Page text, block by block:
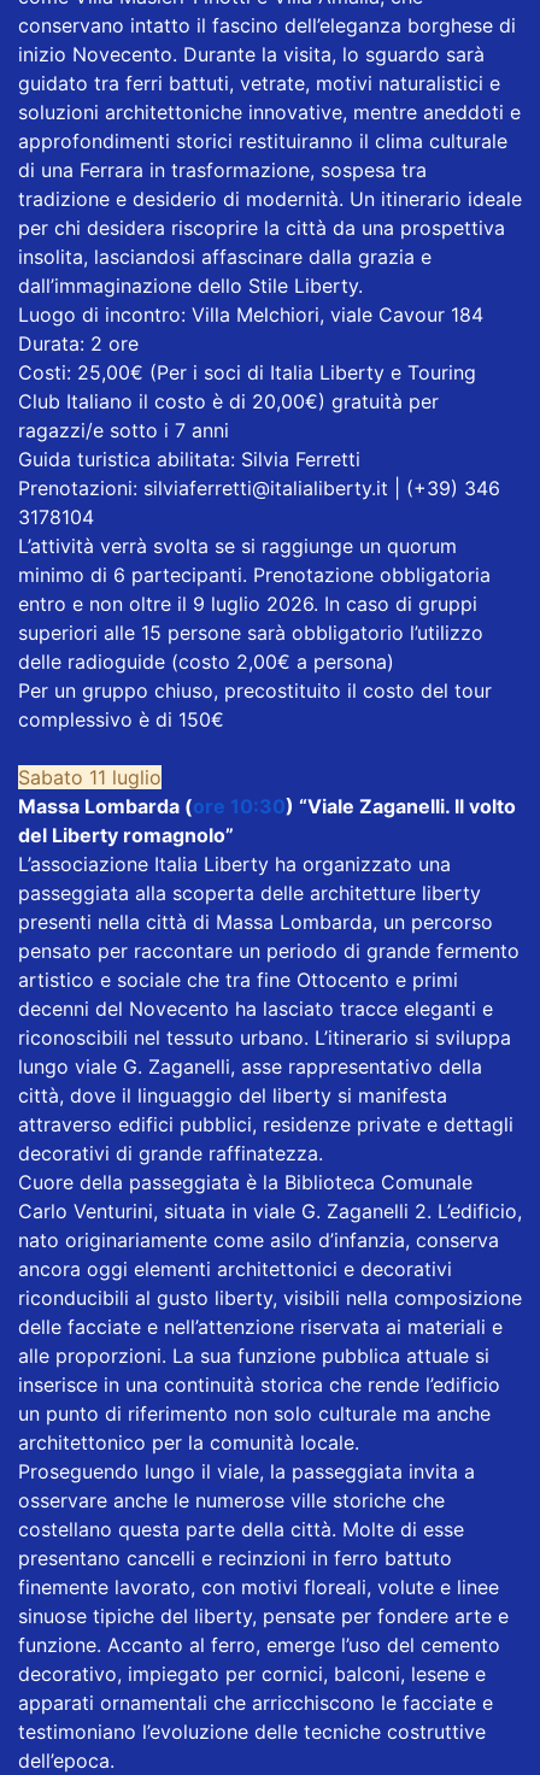
conservano intatto il fascino dell’eleganza borghese di
inizio Novecento. Durante la visita, lo sguardo sarà
guidato tra ferri battuti, vetrate, motivi naturalistici e
soluzioni architettoniche innovative, mentre aneddoti e
approfondimenti storici restituiranno il clima culturale
di una Ferrara in trasformazione, sospesa tra
tradizione e desiderio di modernità. Un itinerario ideale
per chi desidera riscoprire la città da una prospettiva
insolita, lasciandosi affascinare dalla grazia e
dall’immaginazione dello Stile Liberty.
Luogo di incontro: Villa Melchiori, viale Cavour 184
Durata: 2 ore
Costi: 25,00€ (Per i soci di Italia Liberty e Touring
Club Italiano il costo è di 20,00€) gratuità per
ragazzi/e sotto i 7 anni
Guida turistica abilitata: Silvia Ferretti
Prenotazioni: silviaferretti@italialiberty.it | (+39) 346
3178104
L’attività verrà svolta se si raggiunge un quorum
minimo di 6 partecipanti. Prenotazione obbligatoria
entro e non oltre il 9 luglio 2026. In caso di gruppi
superiori alle 15 persone sarà obbligatorio l’utilizzo
delle radioguide (costo 2,00€ a persona)
Per un gruppo chiuso, precostituito il costo del tour
complessivo è di 150€
Sabato 11 luglio
Massa Lombarda (ore 10:30) “Viale Zaganelli. Il volto
del Liberty romagnolo”
L’associazione Italia Liberty ha organizzato una
passeggiata alla scoperta delle architetture liberty
presenti nella città di Massa Lombarda, un percorso
pensato per raccontare un periodo di grande fermento
artistico e sociale che tra fine Ottocento e primi
decenni del Novecento ha lasciato tracce eleganti e
riconoscibili nel tessuto urbano. L’itinerario si sviluppa
lungo viale G. Zaganelli, asse rappresentativo della
città, dove il linguaggio del liberty si manifesta
attraverso edifici pubblici, residenze private e dettagli
decorativi di grande raffinatezza.
Cuore della passeggiata è la Biblioteca Comunale
Carlo Venturini, situata in viale G. Zaganelli 2. L’edificio,
nato originariamente come asilo d’infanzia, conserva
ancora oggi elementi architettonici e decorativi
riconducibili al gusto liberty, visibili nella composizione
delle facciate e nell’attenzione riservata ai materiali e
alle proporzioni. La sua funzione pubblica attuale si
inserisce in una continuità storica che rende l’edificio
un punto di riferimento non solo culturale ma anche
architettonico per la comunità locale.
Proseguendo lungo il viale, la passeggiata invita a
osservare anche le numerose ville storiche che
costellano questa parte della città. Molte di esse
presentano cancelli e recinzioni in ferro battuto
finemente lavorato, con motivi floreali, volute e linee
sinuose tipiche del liberty, pensate per fondere arte e
funzione. Accanto al ferro, emerge l’uso del cemento
decorativo, impiegato per cornici, balconi, lesene e
apparati ornamentali che arricchiscono le facciate e
testimoniano l’evoluzione delle tecniche costruttive
dell’epoca.